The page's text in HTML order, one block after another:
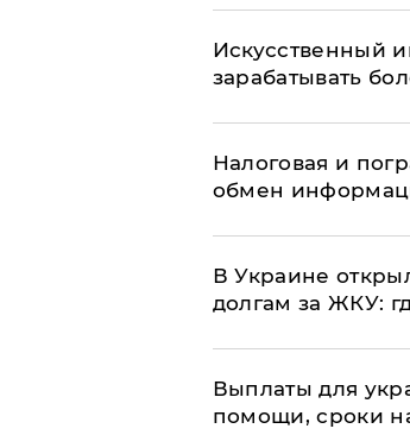
Искусственный
зарабатывать
Налоговая и
обмен
В Украине
долгам за ЖКУ:
Выплаты для
помощи, сроки